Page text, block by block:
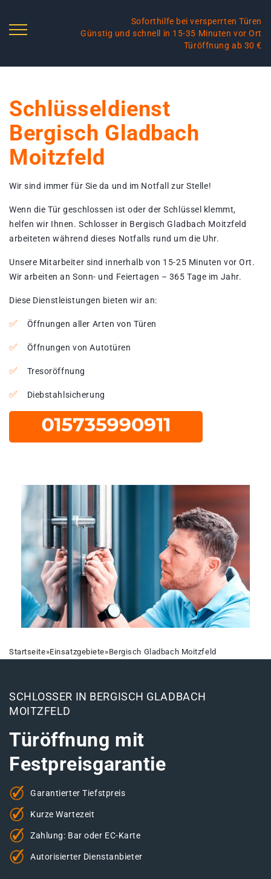
Soforthilfe bei versperrten Türen
Günstig und schnell in 15-35 Minuten vor Ort
Türöffnung ab 30 €
Schlüsseldienst
Bergisch Gladbach
Moitzfeld
Wir sind immer für Sie da und im Notfall zur Stelle!
Wenn die Tür geschlossen ist oder der Schlüssel klemmt,
helfen wir Ihnen. Schlosser in Bergisch Gladbach Moitzfeld
arbeiteten während dieses Notfalls rund um die Uhr.
Unsere Mitarbeiter sind innerhalb von 15-25 Minuten vor Ort.
Wir arbeiten an Sonn- und Feiertagen – 365 Tage im Jahr.
Diese Dienstleistungen bieten wir an:
Öffnungen aller Arten von Türen
Öffnungen von Autotüren
Tresoröffnung
Diebstahlsicherung
Startseite»Einsatzgebiete»Bergisch Gladbach Moitzfeld
SCHLOSSER IN BERGISCH GLADBACH
MOITZFELD
Türöffnung mit
Festpreisgarantie
Garantierter Tiefstpreis
Kurze Wartezeit
Zahlung: Bar oder EC-Karte
Autorisierter Dienstanbieter